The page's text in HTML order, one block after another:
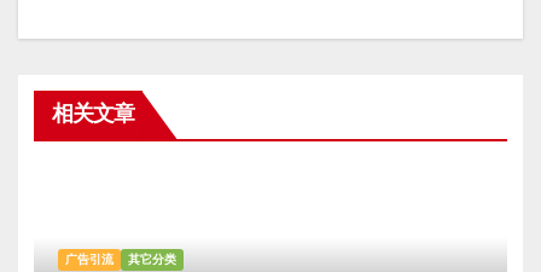
相关文章
广告引流 其它分类